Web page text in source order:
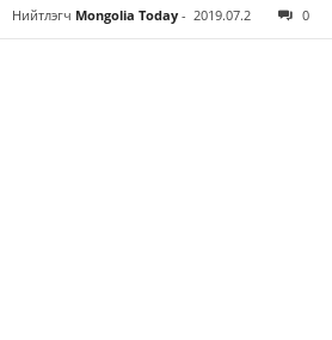
Нийтлэгч Mongolia Today - 2019.07.2 0